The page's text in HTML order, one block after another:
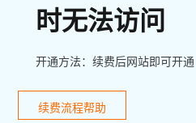
时无法访问
开通方法：续费后网站即可开通
续费流程帮助